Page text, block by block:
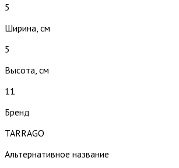
5
Ширина, см
5
Высота, см
11
Бренд
TARRAGO
Альтернативное название